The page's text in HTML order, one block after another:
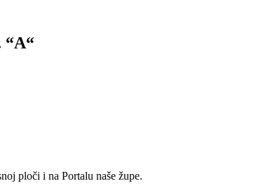
“A“
ploči i na Portalu naše župe.